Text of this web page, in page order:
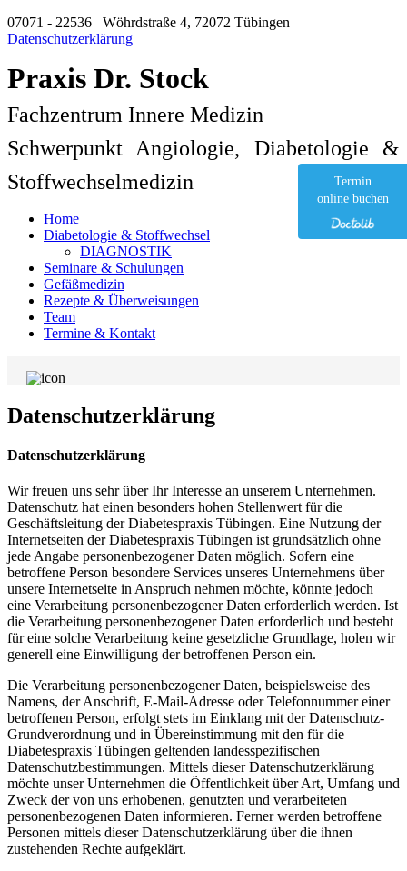
07071 - 22536 Wöhrdstraße 4, 72072 Tübingen
Datenschutzerklärung
Praxis Dr. Stock
Fachzentrum Innere Medizin
Schwerpunkt Angiologie, Diabetologie &
Stoffwechselmedizin
Termin
online buchen
Home
Diabetologie & Stoffwechsel
DIAGNOSTIK
Seminare & Schulungen
Gefäßmedizin
Rezepte & Überweisungen
Team
Termine & Kontakt
Datenschutzerklärung
Datenschutzerklärung
Wir freuen uns sehr über Ihr Interesse an unserem Unternehmen.
Datenschutz hat einen besonders hohen Stellenwert für die
Geschäftsleitung der Diabetespraxis Tübingen. Eine Nutzung der
Internetseiten der Diabetespraxis Tübingen ist grundsätzlich ohne
jede Angabe personenbezogener Daten möglich. Sofern eine
betroffene Person besondere Services unseres Unternehmens über
unsere Internetseite in Anspruch nehmen möchte, könnte jedoch
eine Verarbeitung personenbezogener Daten erforderlich werden. Ist
die Verarbeitung personenbezogener Daten erforderlich und besteht
für eine solche Verarbeitung keine gesetzliche Grundlage, holen wir
generell eine Einwilligung der betroffenen Person ein.
Die Verarbeitung personenbezogener Daten, beispielsweise des
Namens, der Anschrift, E-Mail-Adresse oder Telefonnummer einer
betroffenen Person, erfolgt stets im Einklang mit der Datenschutz-
Grundverordnung und in Übereinstimmung mit den für die
Diabetespraxis Tübingen geltenden landesspezifischen
Datenschutzbestimmungen. Mittels dieser Datenschutzerklärung
möchte unser Unternehmen die Öffentlichkeit über Art, Umfang und
Zweck der von uns erhobenen, genutzten und verarbeiteten
personenbezogenen Daten informieren. Ferner werden betroffene
Personen mittels dieser Datenschutzerklärung über die ihnen
zustehenden Rechte aufgeklärt.